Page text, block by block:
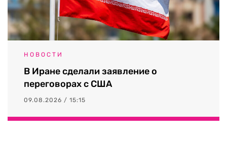
НОВОСТИ
В Иране сделали заявление о
переговорах с США
09.08.2026 / 15:15